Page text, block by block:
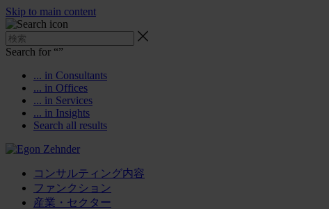
Skip to main content
Search for “”
... in Consultants
... in Offices
... in Services
... in Insights
Search all results
コンサルティング内容
ファンクション
産業・セクター